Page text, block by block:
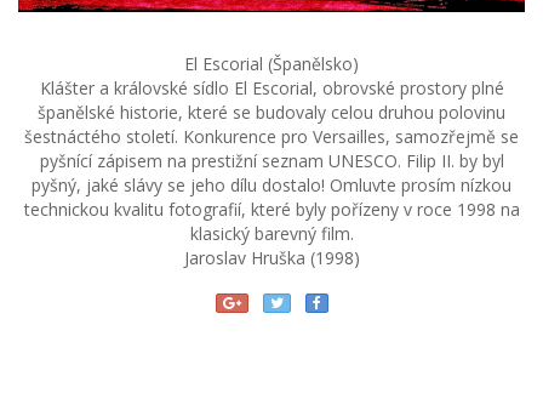
El Escorial (Španělsko)
Klášter a královské sídlo El Escorial, obrovské prostory plné
španělské historie, které se budovaly celou druhou polovinu
šestnáctého století. Konkurence pro Versailles, samozřejmě se
pyšnící zápisem na prestižní seznam UNESCO. Filip II. by byl
pyšný, jaké slávy se jeho dílu dostalo! Omluvte prosím nízkou
technickou kvalitu fotografií, které byly pořízeny v roce 1998 na
klasický barevný film.
Jaroslav Hruška (1998)